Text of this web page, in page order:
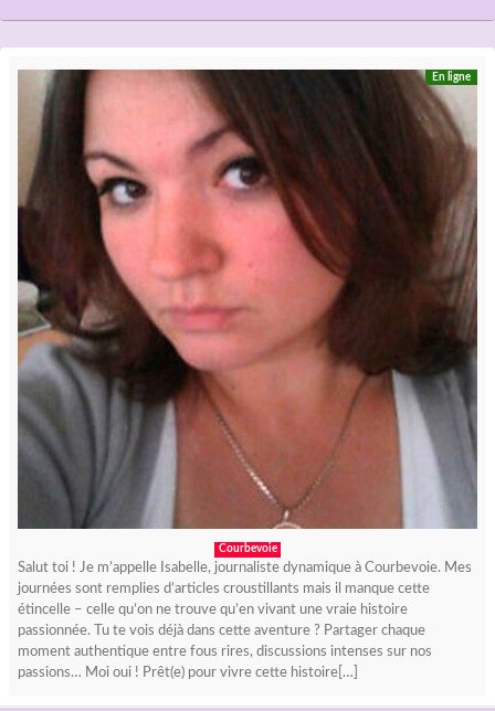
En ligne
Courbevoie
Salut toi ! Je m’appelle Isabelle, journaliste dynamique à Courbevoie. Mes
journées sont remplies d’articles croustillants mais il manque cette
étincelle – celle qu’on ne trouve qu’en vivant une vraie histoire
passionnée. Tu te vois déjà dans cette aventure ? Partager chaque
moment authentique entre fous rires, discussions intenses sur nos
passions… Moi oui ! Prêt(e) pour vivre cette histoire[…]